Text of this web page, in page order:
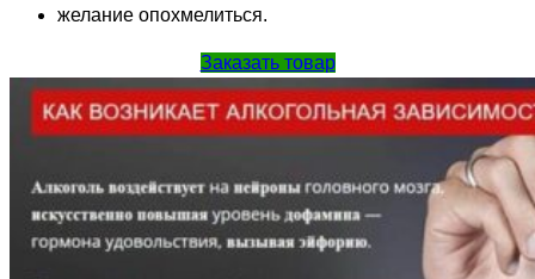
желание опохмелиться.
Заказать товар